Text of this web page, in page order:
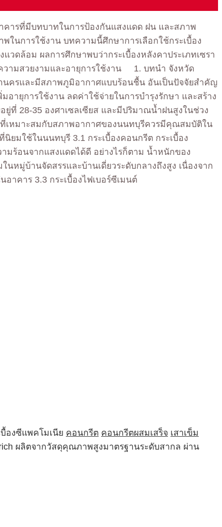
คารที่มีบทบาทในการป้องกันแสงแดด ฝน และสภาพ
นการใช้งาน บทความนี้ศึกษาการเลือกใช้กระเบื้อง
ดล้อม ผลการศึกษาพบว่ากระเบื้องหลังคาประเภทเซรา
ามสวยงามและอายุการใช้งาน 1. บทนำ จังหวัด
นครและมีสภาพภูมิอากาศแบบร้อนชื้น อันเป็นปัจจัยสำคัญ
อายุการใช้งาน ลดค่าใช้จ่ายในการบำรุงรักษา และสร้าง
ที่ 28-35 องศาเซลเซียส และมีปริมาณน้ำฝนสูงในช่วง
ที่เหมาะสมกับสภาพอากาศของนนทบุรีควรมีคุณสมบัติใน
มใช้ในนนทบุรี 3.1 กระเบื้องคอนกรีต กระเบื้อง
มร้อนจากแสงแดดได้ดี อย่างไรก็ตาม น้ำหนักของ
นหมู่บ้านจัดสรรและบ้านเดี่ยวระดับกลางถึงสูง เนื่องจาก
คาร 3.3 กระเบื้องไฟเบอร์ซีเมนต์
บื้องซีแพคโมเนีย คอนกรีต คอนกรีตผสมเสร็จ เสาเข็ม
ผลิตจากวัสดุคุณภาพสูงมาตรฐานระดับสากล ผ่าน